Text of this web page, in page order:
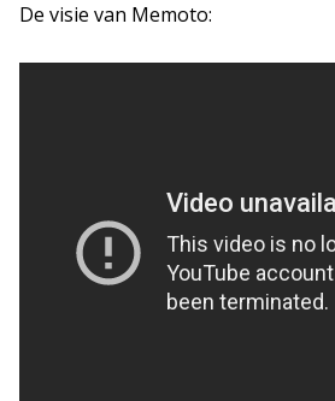
De visie van Memoto: